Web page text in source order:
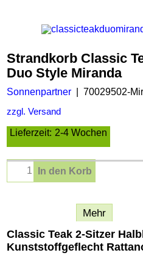
Strandkorb Classic
Duo Style Miranda
Sonnenpartner 70029502-
zzgl. Versand
Lieferzeit: 2-4 Wochen
In den Korb
Mehr
Classic Teak 2-Sitzer
Kunststoffgeflecht